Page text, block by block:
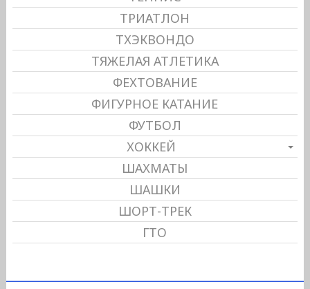
ТРИАТЛОН
ТХЭКВОНДО
ТЯЖЕЛАЯ АТЛЕТИКА
ФЕХТОВАНИЕ
ФИГУРНОЕ КАТАНИЕ
ФУТБОЛ
ХОККЕЙ
ШАХМАТЫ
ШАШКИ
ШОРТ-ТРЕК
ГТО